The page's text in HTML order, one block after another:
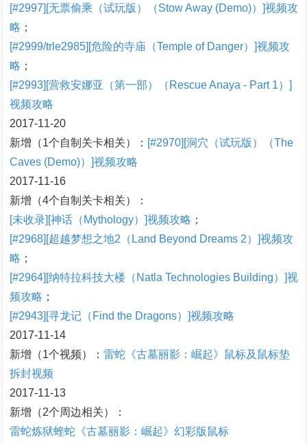
[#2997][无票偷乘（试玩版）（Stow Away (Demo)）]视频攻
略 ；
[#2999/trle2985][危险的寺庙（Temple of Danger）]视频攻
略 ；
[#2993][营救安娜亚（第一部）（Rescue Anaya - Part 1）]
视频攻略
2017-11-20
新增（1个自制关卡相关）： [#2970][洞穴（试玩版）（The
Caves (Demo)）]视频攻略
2017-11-16
新增（4个自制关卡相关）：
[未收录][神话（Mythology）]视频攻略 ；
[#2968][超越梦想之地2（Land Beyond Dreams 2）]视频攻
略 ；
[#2964][纳特拉科技大楼（Natla Technologies Building）]视
频攻略 ；
[#2943][寻龙记（Find the Dragons）]视频攻略
2017-11-14
新增（1个视频）： 雷蛇《古墓丽影：崛起》鼠标及鼠标垫
拆封视频
2017-11-13
新增（2个周边相关）：
雷蛇炼狱蝰蛇《古墓丽影：崛起》幻彩版鼠标